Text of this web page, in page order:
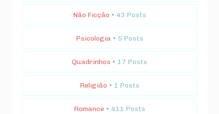
Não Ficção • 43 Posts
Psicologia • 5 Posts
Quadrinhos • 17 Posts
Religião • 1 Posts
Romance • 411 Posts